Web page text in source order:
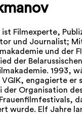
ist Filmexperte,
und Journalist;
und der
der Belarussischen
1993,
engagierte er
der Organisation
wurde. Elf Jahre